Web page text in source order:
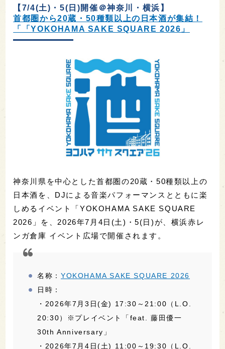
【7/4(土)・5(日)開催＠神奈川・横浜】
首都圏から20蔵・50種類以上の日本酒が集結！
「「YOKOHAMA SAKE SQUARE 2026」
神奈川県を中心とした首都圏の20蔵・50種類以上の
日本酒を、DJによる音楽パフォーマンスとともに楽
しめるイベント「YOKOHAMA SAKE SQUARE
2026」を、2026年7月4日(土)・5(日)が、横浜赤レ
ンガ倉庫 イベント広場で開催されます。
名称：YOKOHAMA SAKE SQUARE 2026
日時：
・2026年7月3日(金) 17:30～21:00（L.O.
20:30）※プレイベント「feat. 藤田優一
30th Anniversary」
・2026年7月4日(土) 11:00～19:30（L.O.